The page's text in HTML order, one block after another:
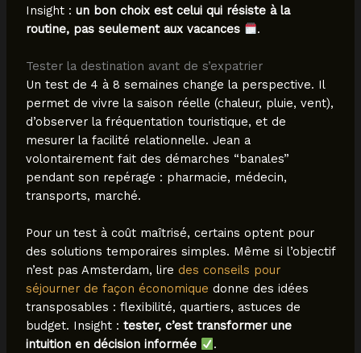
Insight : un bon choix est celui qui résiste à la
routine, pas seulement aux vacances
.
Tester la destination avant de s’expatrier
Un test de 4 à 8 semaines change la perspective. Il
permet de vivre la saison réelle (chaleur, pluie, vent),
d’observer la fréquentation touristique, et de
mesurer la facilité relationnelle. Jean a
volontairement fait des démarches “banales”
pendant son repérage : pharmacie, médecin,
transports, marché.
Pour un test à coût maîtrisé, certains optent pour
des solutions temporaires simples. Même si l’objectif
n’est pas Amsterdam, lire des conseils pour
séjourner de façon économique donne des idées
transposables : flexibilité, quartiers, astuces de
budget. Insight : tester, c’est transformer une
intuition en décision informée
.